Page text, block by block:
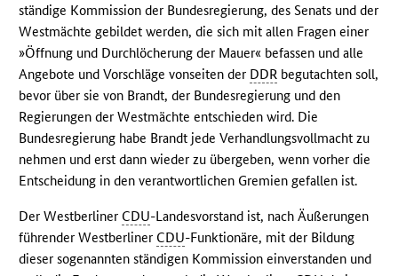
ständige Kommission der Bundesregierung, des Senats und der
Westmächte gebildet werden, die sich mit allen Fragen einer
»Öffnung und Durchlöcherung der Mauer« befassen und alle
Angebote und Vorschläge vonseiten der DDR begutachten soll,
bevor über sie von Brandt, der Bundesregierung und den
Regierungen der Westmächte entschieden wird. Die
Bundesregierung habe Brandt jede Verhandlungsvollmacht zu
nehmen und erst dann wieder zu übergeben, wenn vorher die
Entscheidung in den verantwortlichen Gremien gefallen ist.
Der Westberliner CDU-Landesvorstand ist, nach Äußerungen
führender Westberliner CDU-Funktionäre, mit der Bildung
dieser sogenannten ständigen Kommission einverstanden und